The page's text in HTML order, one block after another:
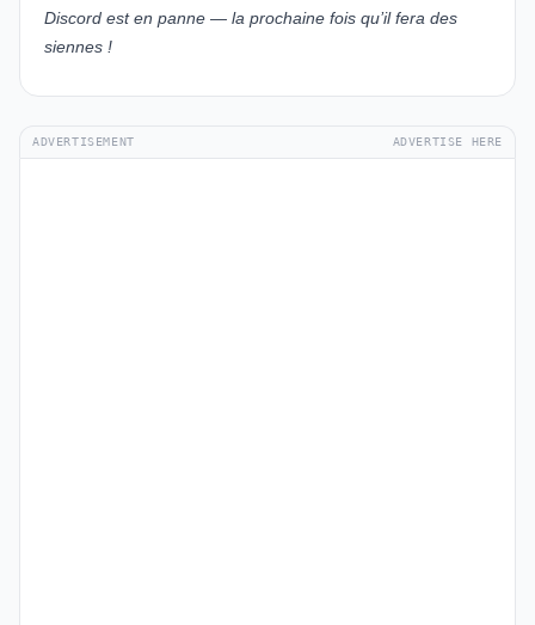
Discord est en panne — la prochaine fois qu’il fera des
siennes !
ADVERTISEMENT ADVERTISE HERE